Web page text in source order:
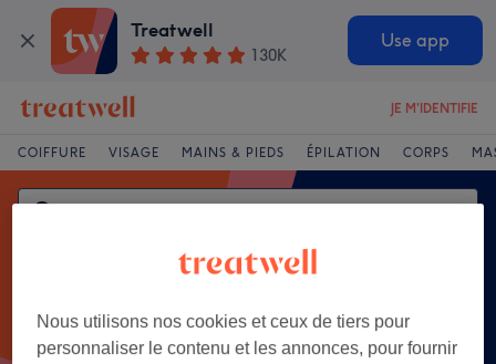
Treatwell
130K
Use app
JE M'IDENTIFIE
COIFFURE VISAGE MAINS & PIEDS ÉPILATION CORPS
Nous utilisons nos cookies et ceux de tiers pour
personnaliser le contenu et les annonces, pour fournir